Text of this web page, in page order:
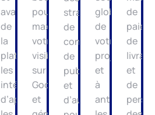
avancées
de
la
plateforme,
les
intégrations
d’applications,
pour
maximiser
votre
visibilité
sur
Google
et
stratégies
de
contenu,
de
publicité
et
d’automatisation
global
de
votre
projet
et
à
anticiper
de
de
et
de